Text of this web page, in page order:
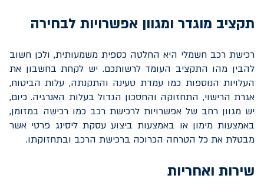
תקציב מוגדר ומגוון אפשרויות לבחירה
רכישת רכב חשמלי היא החלטה כספית משמעותית, ולכן חשוב
להבין מהו התקציב העומד לרשותכם. יש לקחת בחשבון את
העלויות הנוספות כמו עמדת טעינה והתקנתה, עלות הביטוח,
אגרת הרישוי, התחזוקה והחסכון הגדול בעלות האנרגיה. כיום,
יש מגוון רחב של אפשרויות לרכישת רכב כמו רכישה במזומן,
באמצעות מימון או באמצעות ביצוע עסקת ליסינג פרטי אשר
מבטלת את כל הטרחה הכרוכה ברכישת הרכב ובתחזוקתו.
שירות ואחריות